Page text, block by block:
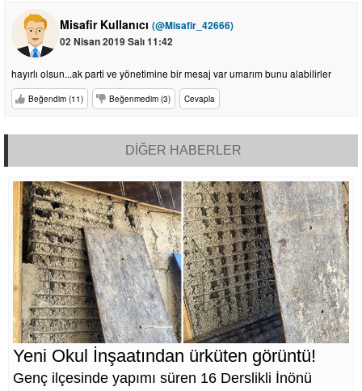
Misafir Kullanıcı (@Misafir_42666)
02 Nisan 2019 Salı 11:42
hayırlı olsun...ak parti ve yönetimine bir mesaj var umarım bunu alabilirler
Beğendim (11) Beğenmedim (3) Cevapla
DİĞER HABERLER
Yeni Okul İnşaatından ürküten görüntü!
Genç ilçesinde yapımı süren 16 Derslikli İnönü